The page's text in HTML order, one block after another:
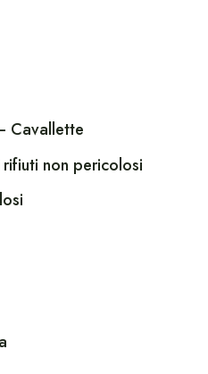
Cavallette
non pericolosi